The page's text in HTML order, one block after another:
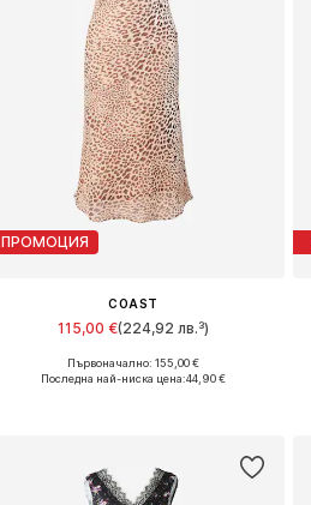
ПРОМОЦИЯ
COAST
115,00 €(224,92 лв.³)
Налични размери: 38, 42
Първоначално: 155,00 €
Последна най-ниска цена:44,90 €